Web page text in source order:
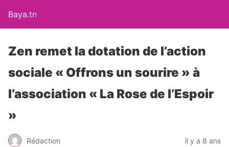
Baya.tn
Zen remet la dotation de l’action
sociale « Offrons un sourire » à
l’association « La Rose de l’Espoir
»
Rédaction il y a 8 ans